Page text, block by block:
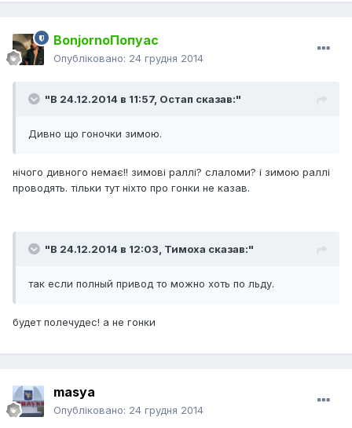
BonjornoПопуас
Опубліковано: 24 грудня 2014
"В 24.12.2014 в 11:57, Остап сказав:"
Дивно що гоночки зимою.
нічого дивного немає!! зимові раллі? слаломи? і зимою раллі
проводять. тільки тут ніхто про гонки не казав.
"В 24.12.2014 в 12:03, Тимоха сказав:"
так если полный привод то можно хоть по льду.
будет полечудес! а не гонки
masya
Опубліковано: 24 грудня 2014